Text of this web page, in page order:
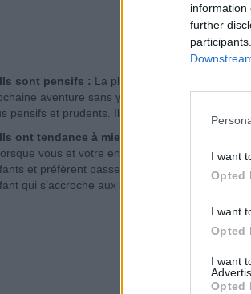
information
further
I want
Opted
I want
Opted
I want
Opted
sont pensifs : La plupart des enfants sont
aventure sans y être poussés. Les
pensifs et prudents. Ils prennent leur temps et
ont tendance à mieux s’entendre avec
vous et votre enfant allez au parc ou à
et préfèrent passer du temps avec les
qui s’accroche aux adultes par peur ou